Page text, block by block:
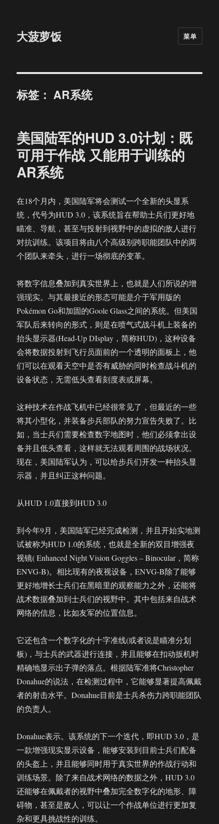
大菠萝饭 菜单
标签：AR系统
美国陆军的HUD 3.0计划：既
可用于作战 又能用于训练的
AR系统
在18个月内，美国陆军将会测试一个全新的头显系
统，代号为HUD 3.0，该系统旨在帮助士兵们更好地
瞄准、导航，甚至与投射到视野中的虚拟的敌人进行
对抗训练。该项目将由八个高级别跨职能团队中的两
个团队来牵头，进行一场彻底的变革。
将数字信息叠加到真实世界上，也就是人们所说的增
强现实。与其最接近的形态可能是介于军用版的
Pokémon Go和加固的Goole Glass之间的系统。但美国
军队后来转向的形式，则是在喷气式战斗机上装备的
抬头显示器(Head-Up DIsplay，简称HUD)，这种设备
会将数据投射到飞行员面前的一个透明的面板上，他
们可以在观看天空中是否有威胁的同时检查战斗机的
设备状态，无需低头查看刻度表或屏幕。
这种技术在作战飞机中已经很常见了，但最近的一些
将其小型化，并装备步兵部队的努力宣告失败了。比
如，当士兵们需要检查数字地图时，他们必须拿出设
备并且低头查看，这样就无法观看周围的战场状况。
现在，美国陆军认为，可以给步兵们开发一种抬头显
示器，并且纠正这种问题。
从HUD 1.0直接到HUD 3.0
到今年9月，美国陆军已经完成检测，并且开始实地测
试被称为HUD 1.0的系统，也就是全新的双目增强夜
视镜( Enhanced Night Vision Goggles – Binocular，简称
ENVG-B)。相比现有的夜视设备，ENVG-B除了能够
更好地增长士兵们在黑暗里的观察能力之外，还能将
战术数据叠加到士兵们的视野中。其中包括来自战术
网络的信息，比如友军的位置信息。
它还包含一个数字化的十字准线(或者说是瞄准分划
板)，与士兵的武器进行连接，并且能够在扣动扳机时
精确地显示出子弹的落点。根据陆军准将Christopher
Donahue的说法，在检测过程中，它能够显著提高佩戴
者的射击水平。Donahue目前是士兵杀伤力跨职能团队
的负责人。
Donahue表示。该系统的下一个迭代，即HUD 3.0，是
一款增强现实显示设备，能够安装到目前士兵们配备
的头盔上，并且能够同时用于真实世界的作战行动和
训练场景。除了来自战术网络的数据之外，HUD 3.0
还能够在佩戴者的视野中叠加完全数字化的地形、障
碍物，甚至是敌人，可以让一个作战单位进行更加复
杂和更具挑战性的训练。